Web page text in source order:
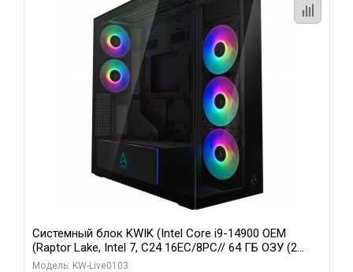
Системный блок KWIK (Intel Core i9-14900 OEM
(Raptor Lake, Intel 7, C24 16EC/8PC// 64 ГБ ОЗУ (2
модуля)/ Afox RTX4090 24GB GDDR6X 384-Bit 3xDP
Модель: KW-Live0103